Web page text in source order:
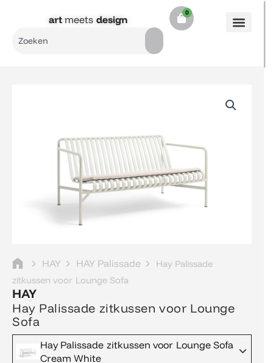
inhoud
artmeets design​
0
Cart
HAY HAY Palissade
Hay Palissade
zitkussen voor Lounge Sofa
HAY
Hay Palissade zitkussen voor Lounge
Sofa
Hay Palissade zitkussen voor Lounge Sofa
Cream White